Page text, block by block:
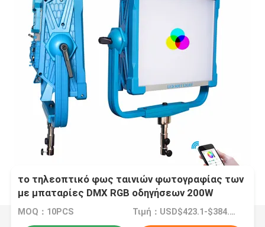
το τηλεοπτικό φως ταινιών φωτογραφίας των
με μπαταρίες DMX RGB οδηγήσεων 200W
Dimmable skyblue ξυλεπενδύει το συνεχές
ρεύμα εναλλασσόμενου ρεύματος 12
MOQ：10PCS Τιμή：USD$423.1-$384.7/pcs